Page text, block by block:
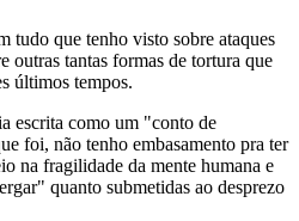
tudo que tenho visto sobre ataques
outras tantas formas de tortura que
últimos tempos.
escrita como um "conto de
foi, não tenho embasamento pra ter
na fragilidade da mente humana e
quanto submetidas ao desprezo